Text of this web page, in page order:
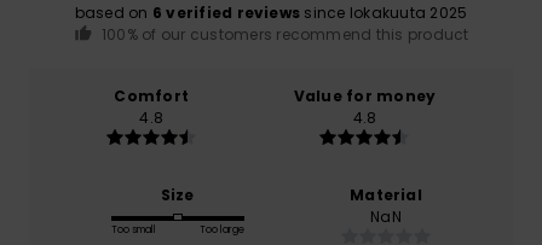
based on 6 verified reviews since lokakuuta 2025
100% of our customers recommend this product
Comfort
4.8
Value for money
4.8
Size
Too small Too large
Material
NaN